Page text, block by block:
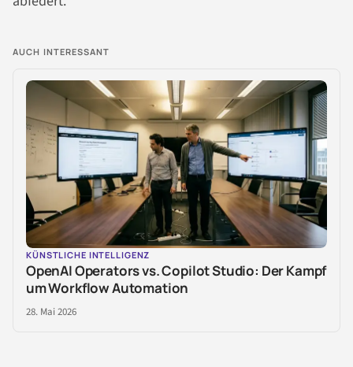
AUCH INTERESSANT
KÜNSTLICHE INTELLIGENZ
OpenAI Operators vs. Copilot Studio: Der Kampf
um Workflow Automation
28. Mai 2026